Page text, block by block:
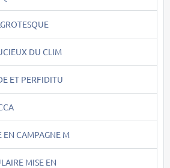
DU CLIM
ET PERFIDITU
EN CAMPAGNE M
MISE EN